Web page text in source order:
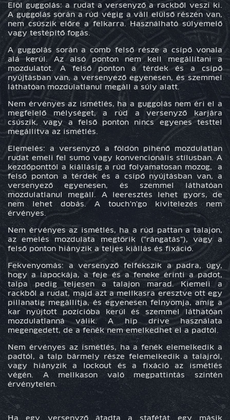
Elöl guggolás: a rudat a versenyző a rackből veszi ki.
A guggolás során a rúd végig a váll elülső részén van,
nem csúszik előre a felkarra. Használható súlyemelő
vagy testépítő fogás.
A guggolás során a comb felső része a csípő vonala
alá kerül. Az alsó ponton nem kell megállítani a
mozdulatot. A felső ponton a térdek és a csípő
nyújtásban van, a versenyező egyenesen, és szemmel
láthatóan mozdulatlanul megáll a súly alatt.
Nem érvényes az ismétlés, ha a guggolás nem éri el a
megfelelő mélységet, a rúd a versenyző karjára
csúszik, vagy a felső ponton nincs egyenes testtel
megállítva az ismétlés.
Elemelés: a versenyző a földön pihenő mozdulatlan
rudat emeli fel sumo vagy konvencionális stílusban. A
kezdőponttól a kiállásig a rúd folyamatosan mozog, a
felső ponton a térdek és a csípő nyújtásban van, a
versenyező egyenesen, és szemmel láthatóan
mozdulatlanul megáll. A leeresztés lehet gyors, de
nem lehet dobás. A touch'n'go kivitelezés nem
érvényes.
Nem érvényes az ismétlés, ha a rúd pattan a talajon,
az emelés mozdulata megtörik ("rángatás"), vagy a
felső ponton hiányzik a teljes kiállás és fixáció.
Fekvenyomás: a versenyző felfekszik a padra, úgy,
hogy a lapockája, a feje és a feneke érinti a padot,
talpa pedig teljesen a talajon marad. Kiemeli a
rackből a rudat, majd azt a mellkasra eresztve ott egy
pillanatig megállítja, és egyenesen felnyomja, amíg a
kar nyújtott pozícióba kerül és szemmel láthatóan
mozdulatlanná válik. A hip drive használata
megengedett, de a fenék nem emelkedhet el a padtól.
Nem érvényes az ismétlés, ha a fenék elemelkedik a
padtól, a talp bármely része felemelkedik a talajról,
vagy hiányzik a lockout és a fixáció az ismétlés
végén. A mellkason való megpattintás szintén
érvénytelen.
Ha egy versenyző átadta a stafétát egy másik